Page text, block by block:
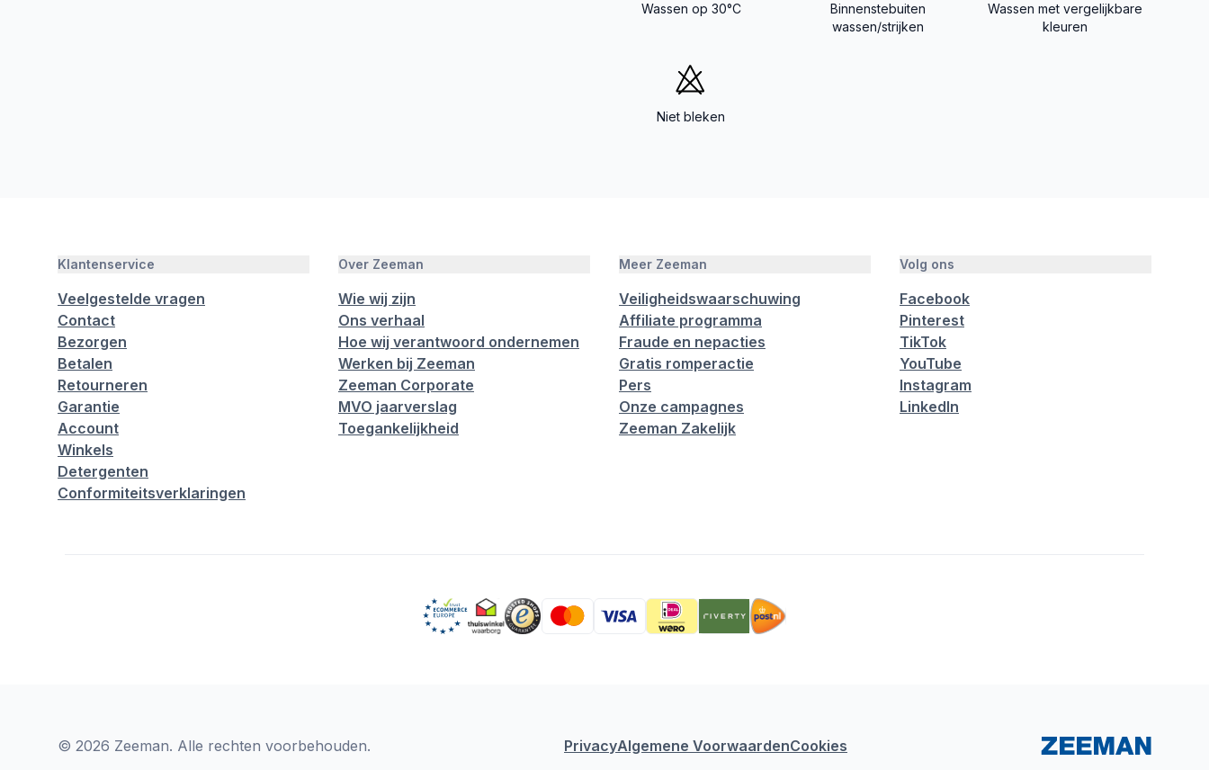
Wassen op 30°C
Binnenstebuiten
wassen/strijken
Wassen met vergelijkbare
kleuren
Niet bleken
Klantenservice
Veelgestelde vragen
Contact
Bezorgen
Betalen
Retourneren
Garantie
Account
Winkels
Detergenten
Conformiteitsverklaringen
Over Zeeman
Wie wij zijn
Ons verhaal
Hoe wij verantwoord ondernemen
Werken bij Zeeman
Zeeman Corporate
MVO jaarverslag
Toegankelijkheid
Meer Zeeman
Veiligheidswaarschuwing
Affiliate programma
Fraude en nepacties
Gratis romperactie
Pers
Onze campagnes
Zeeman Zakelijk
Volg ons
Facebook
Pinterest
TikTok
YouTube
Instagram
LinkedIn
© 2026 Zeeman. Alle rechten voorbehouden. PrivacyAlgemene VoorwaardenCookies